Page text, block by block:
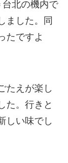
北の機内で
ました。同
たですよ
たえが楽し
た。行きと
しい味でし